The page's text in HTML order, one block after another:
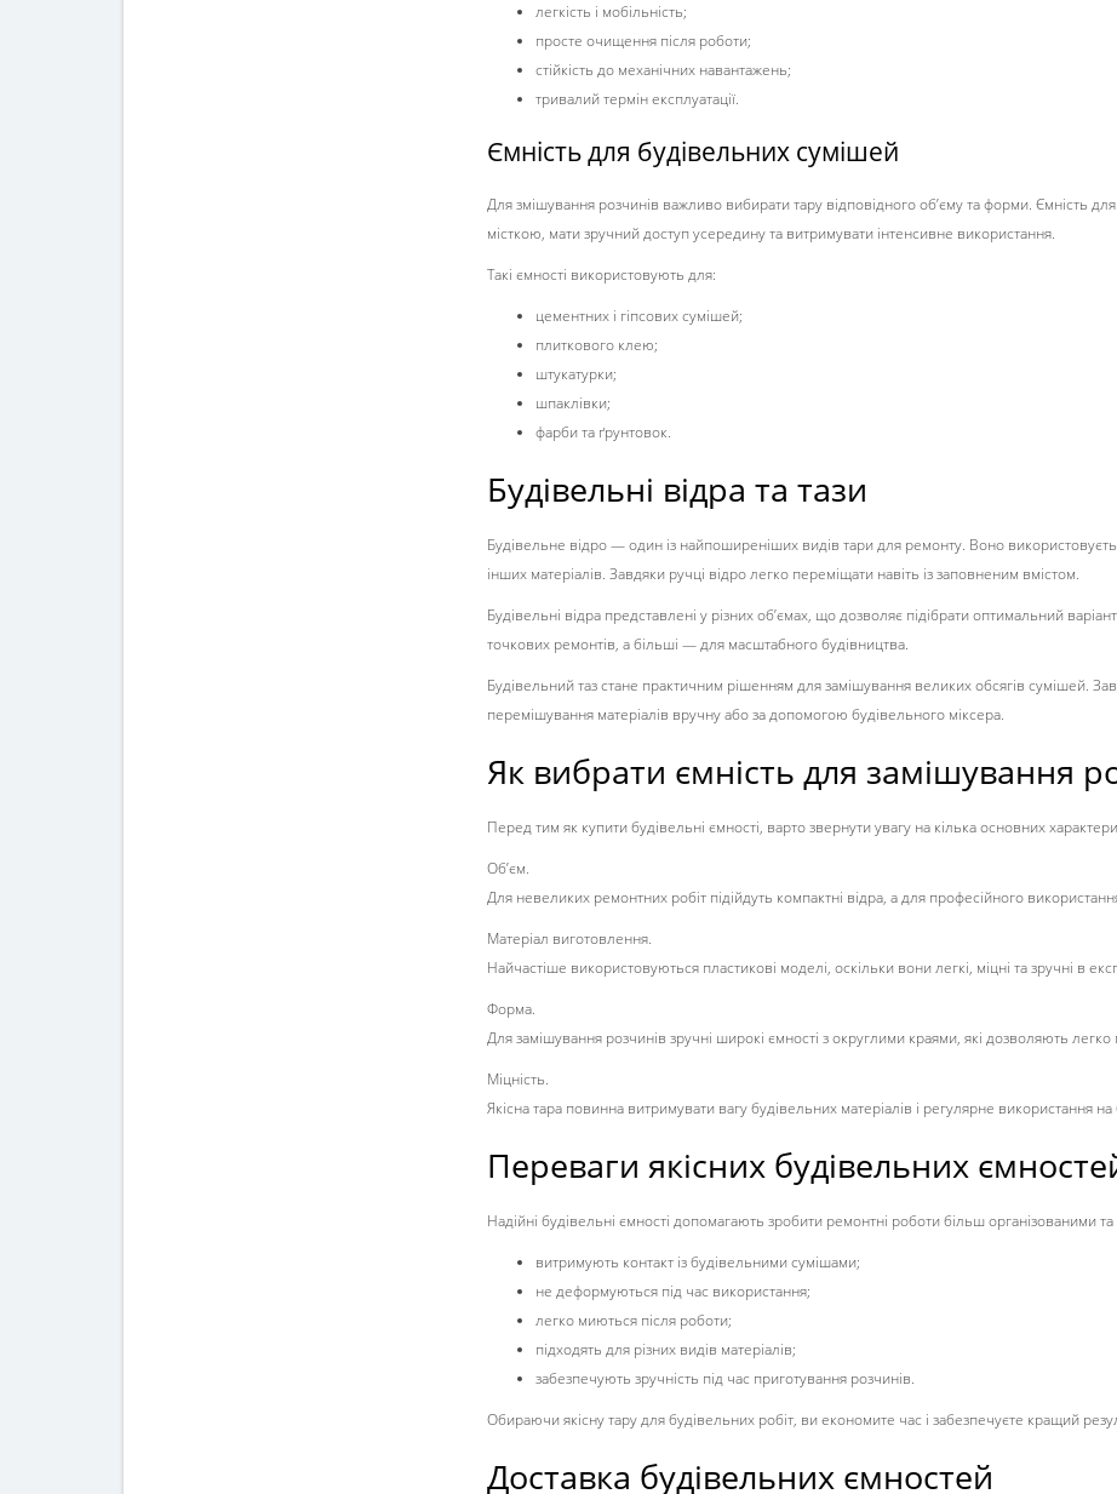
легкість і мобільність;
просте очищення після роботи;
стійкість до механічних навантажень;
тривалий термін експлуатації.
Ємність для будівельних сумішей
Для змішування розчинів важливо вибирати тару відповідного об’єму та форми. Ємність
місткою, мати зручний доступ усередину та витримувати інтенсивне використання.
Такі ємності використовують для:
цементних і гіпсових сумішей;
плиткового клею;
штукатурки;
шпаклівки;
фарби та ґрунтовок.
Будівельні відра та тази
Будівельне відро — один із найпоширеніших видів тари для ремонту. Воно
інших матеріалів. Завдяки ручці відро легко переміщати навіть із заповненим вмістом.
Будівельні відра представлені у різних об’ємах, що дозволяє підібрати оптимальний
точкових ремонтів, а більші — для масштабного будівництва.
Будівельний таз стане практичним рішенням для замішування великих обсягів сумішей.
перемішування матеріалів вручну або за допомогою будівельного міксера.
Як вибрати ємність для замішування
Перед тим як купити будівельні ємності, варто звернути увагу на кілька основних
Об’єм.
Для невеликих ремонтних робіт підійдуть компактні відра, а для професійного
Матеріал виготовлення.
Найчастіше використовуються пластикові моделі, оскільки вони легкі, міцні та зручні в
Форма.
Для замішування розчинів зручні широкі ємності з округлими краями, які дозволяють
Міцність.
Якісна тара повинна витримувати вагу будівельних матеріалів і регулярне використання
Переваги якісних будівельних
Надійні будівельні ємності допомагають зробити ремонтні роботи більш організованими
витримують контакт із будівельними сумішами;
не деформуються під час використання;
легко миються після роботи;
підходять для різних видів матеріалів;
забезпечують зручність під час приготування розчинів.
Обираючи якісну тару для будівельних робіт, ви економите час і забезпечуєте кращий
Доставка будівельних ємностей